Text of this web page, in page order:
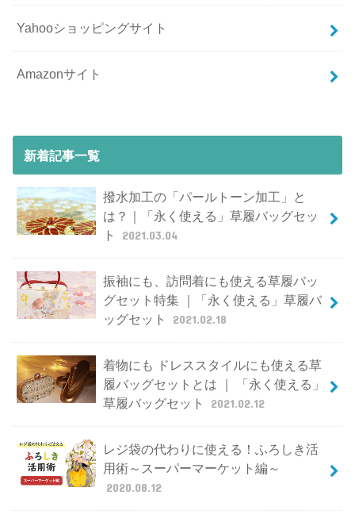
Yahooショッピングサイト
Amazonサイト
新着記事一覧
撥水加工の「パールトーン加工」と
は？｜「永く使える」草履バッグセッ
ト
2021.03.04
振袖にも、訪問着にも使える草履バッ
グセット特集 ｜「永く使える」草履バ
ッグセット
2021.02.18
着物にも ドレススタイルにも使える草
履バッグセットとは ｜ 「永く使える」
草履バッグセット
2021.02.12
レジ袋の代わりに使える！ふろしき活
用術～スーパーマーケット編～
2020.08.12